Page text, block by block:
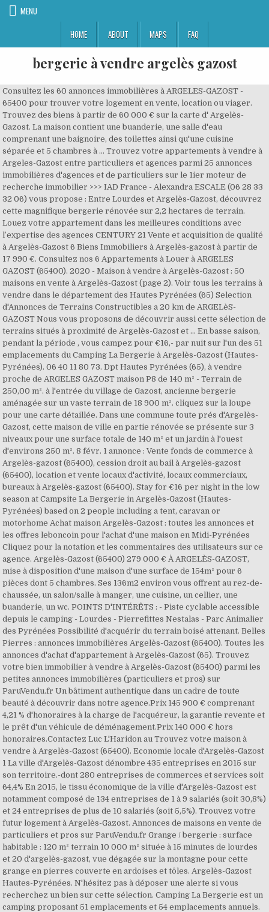
MENU
HOME
ABOUT MAPS FAQ
bergerie à vendre argelès gazost
Consultez les 60 annonces immobilières à ARGELES-GAZOST -
65400 pour trouver votre logement en vente, location ou viager.
Trouvez des biens à partir de 60 000 € sur la carte d' Argelès-
Gazost. La maison contient une buanderie, une salle d'eau
comprenant une baignoire, des toilettes ainsi qu'une cuisine
séparée et 5 chambres à … Trouvez votre appartements à vendre à
Argeles-Gazost entre particuliers et agences parmi 25 annonces
immobilières d'agences et de particuliers sur le 1ier moteur de
recherche immobilier >>> IAD France - Alexandra ESCALE (06 28 33
32 06) vous propose : Entre Lourdes et Argelès-Gazost, découvrez
cette magnifique bergerie rénovée sur 2,2 hectares de terrain.
Louez votre appartement dans les meilleures conditions avec
l’expertise des agences CENTURY 21 Vente et acquisition de qualité
à Argelès-Gazost 6 Biens Immobiliers à Argelès-gazost à partir de
17 990 €. Consultez nos 6 Appartements à Louer à ARGELES
GAZOST (65400). 2020 - Maison à vendre à Argelès-Gazost : 50
maisons en vente à Argelès-Gazost (page 2). Voir tous les terrains à
vendre dans le département des Hautes Pyrénées (65) Selection
d'Annonces de Terrains Constructibles a 20 km de ARGELèS-
GAZOST Nous vous proposons de découvrir aussi cette sélection de
terrains situés à proximité de Argelès-Gazost et … En basse saison,
pendant la période , vous campez pour €16,- par nuit sur l'un des 51
emplacements du Camping La Bergerie à Argelès-Gazost (Hautes-
Pyrénées). 06 40 11 80 73. Dpt Hautes Pyrénées (65), à vendre
proche de ARGELES GAZOST maison P8 de 140 m² - Terrain de
250,00 m². à l'entrée du village de Gazost, ancienne bergerie
aménagée sur un vaste terrain de 18 900 m². cliquez sur la loupe
pour une carte détaillée. Dans une commune toute prés d'Argelès-
Gazost, cette maison de ville en partie rénovée se présente sur 3
niveaux pour une surface totale de 140 m² et un jardin à l'ouest
d'environs 250 m². 8 févr. 1 annonce : Vente fonds de commerce à
Argelès-gazost (65400), cession droit au bail à Argelès-gazost
(65400), location et vente locaux d'activité, locaux commerciaux,
bureaux à Argelès-gazost (65400). Stay for €16 per night in the low
season at Campsite La Bergerie in Argelès-Gazost (Hautes-
Pyrénées) based on 2 people including a tent, caravan or
motorhome Achat maison Argelès-Gazost : toutes les annonces et
les offres leboncoin pour l'achat d'une maison en Midi-Pyrénées
Cliquez pour la notation et les commentaires des utilisateurs sur ce
agence. Argelès-Gazost (65400) 279 000 € À ARGELÈS-GAZOST,
mise à disposition d'une maison d'une surface de 154m² pour 6
pièces dont 5 chambres. Ses 136m2 environ vous offrent au rez-de-
chaussée, un salon/salle à manger, une cuisine, un cellier, une
buanderie, un wc. POINTS D'INTÉRÊTS : - Piste cyclable accessible
depuis le camping - Lourdes - Pierrefittes Nestalas - Parc Animalier
des Pyrénées Possibilité d'acquérir du terrain boisé attenant. Belles
Pierres : annonces immobilières Argelès-Gazost (65400). Toutes les
annonces d'achat d'appartement à Argelès-Gazost (65). Trouvez
votre bien immobilier à vendre à Argelès-Gazost (65400) parmi les
petites annonces immobilières (particuliers et pros) sur
ParuVendu.fr Un bâtiment authentique dans un cadre de toute
beauté à découvrir dans notre agence.Prix 145 900 € comprenant
4,21 % d'honoraires à la charge de l'acquéreur, la garantie revente et
le prêt d'un véhicule de déménagement.Prix 140 000 € hors
honoraires.Contactez Luc L'Haridon au Trouvez votre maison à
vendre à Argelès-Gazost (65400). Economie locale d'Argelès-Gazost
1 La ville d'Argelès-Gazost dénombre 435 entreprises en 2015 sur
son territoire.-dont 280 entreprises de commerces et services soit
64,4% En 2015, le tissu économique de la ville d'Argelès-Gazost est
notamment composé de 134 entreprises de 1 à 9 salariés (soit 30,8%)
et 24 entreprises de plus de 10 salariés (soit 5,5%). Trouvez votre
futur logement à Argelès-Gazost. Annonces de maisons en vente de
particuliers et pros sur ParuVendu.fr Grange / bergerie : surface
habitable : 120 m² terrain 10 000 m² située à 15 minutes de lourdes
et 20 d'argelès-gazost, vue dégagée sur la montagne pour cette
grange en pierres couverte en ardoises et tôles. Argelès-Gazost
Hautes-Pyrénées. N'hésitez pas à déposer une alerte si vous
recherchez un bien sur cette sélection. Camping La Bergerie est un
camping proposant 51 emplacements et 54 emplacements annuels.